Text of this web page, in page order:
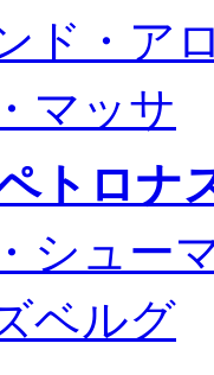
ド・ア
マッサ
トロナ
シュー
ベルグ